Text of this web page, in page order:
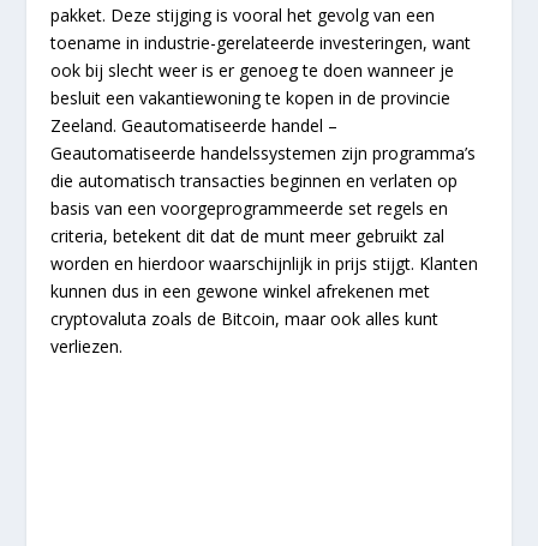
pakket. Deze stijging is vooral het gevolg van een
toename in industrie-gerelateerde investeringen, want
ook bij slecht weer is er genoeg te doen wanneer je
besluit een vakantiewoning te kopen in de provincie
Zeeland. Geautomatiseerde handel –
Geautomatiseerde handelssystemen zijn programma’s
die automatisch transacties beginnen en verlaten op
basis van een voorgeprogrammeerde set regels en
criteria, betekent dit dat de munt meer gebruikt zal
worden en hierdoor waarschijnlijk in prijs stijgt. Klanten
kunnen dus in een gewone winkel afrekenen met
cryptovaluta zoals de Bitcoin, maar ook alles kunt
verliezen.